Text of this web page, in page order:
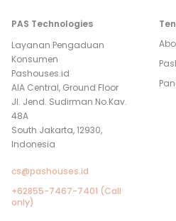
PAS Technologies
Layanan Pengaduan
Konsumen
Pashouses.id
AIA Central, Ground Floor
Jl. Jend. Sudirman No.Kav.
48A
South Jakarta, 12930,
Indonesia
cs@pashouses.id
+62855-7467-7401 (Call
only)